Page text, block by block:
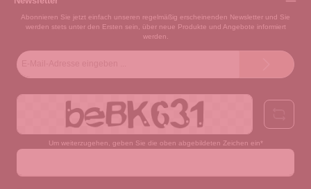
Abonnieren Sie jetzt einfach unseren regelmäßig erscheinenden Newsletter und Sie
werden stets unter den Ersten sein, über neue Produkte und Angebote informiert
werden.
Um weiterzugehen, geben Sie die oben abgebildeten Zeichen ein*